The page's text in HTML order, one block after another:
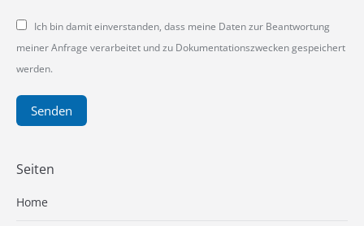
Ich bin damit einverstanden, dass meine Daten zur Beantwortung
meiner Anfrage verarbeitet und zu Dokumentationszwecken gespeichert
werden.
Senden
Seiten
Home